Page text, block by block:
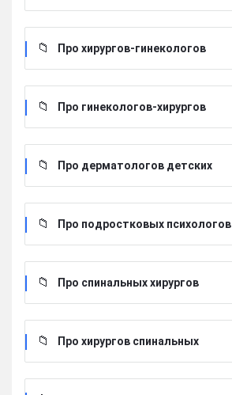
Про хирургов-гинекологов
Про гинекологов-хирургов
Про дерматологов детских
Про подростковых психологов
Про спинальных хирургов
Про хирургов cпинальных